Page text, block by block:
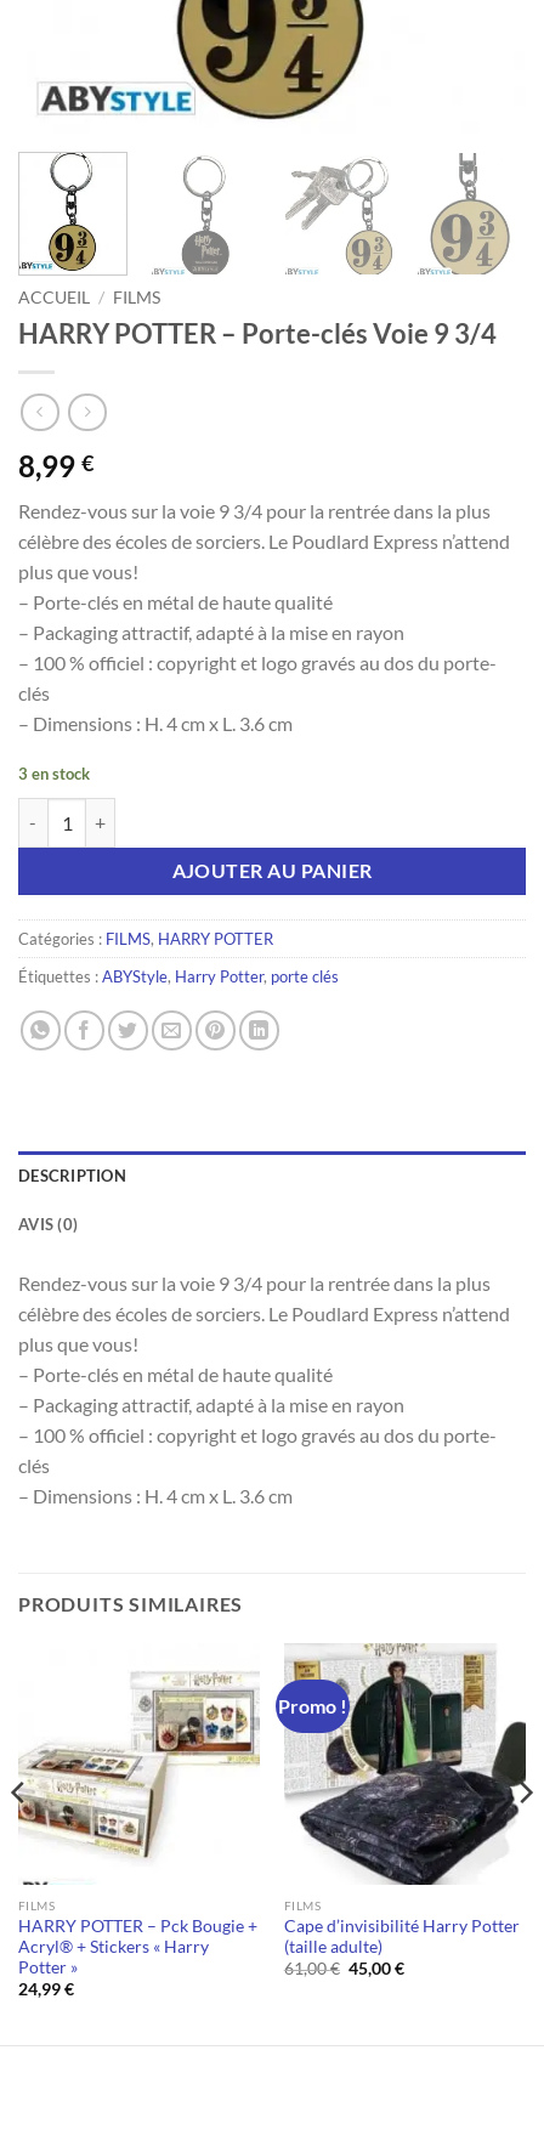
ACCUEIL / FILMS
HARRY POTTER – Porte-clés Voie 9 3/4
8,99 €
Rendez-vous sur la voie 9 3/4 pour la rentrée dans la plus
célèbre des écoles de sorciers. Le Poudlard Express n’attend
plus que vous!
– Porte-clés en métal de haute qualité
– Packaging attractif, adapté à la mise en rayon
– 100 % officiel : copyright et logo gravés au dos du porte-
clés
– Dimensions : H. 4 cm x L. 3.6 cm
3 en stock
AJOUTER AU PANIER
Catégories : FILMS, HARRY POTTER
Étiquettes :ABYStyle, Harry Potter, porte clés
DESCRIPTION
AVIS (0)
Rendez-vous sur la voie 9 3/4 pour la rentrée dans la plus
célèbre des écoles de sorciers. Le Poudlard Express n’attend
plus que vous!
– Porte-clés en métal de haute qualité
– Packaging attractif, adapté à la mise en rayon
– 100 % officiel : copyright et logo gravés au dos du porte-
clés
– Dimensions : H. 4 cm x L. 3.6 cm
PRODUITS SIMILAIRES
FILMS
HARRY POTTER – Pck Bougie +
Acryl® + Stickers « Harry
Potter »
24,99€
Promo !
FILMS
Cape d’invisibilité Harry Potter
(taille adulte)
61,00€ Le
prix
45,00€Le